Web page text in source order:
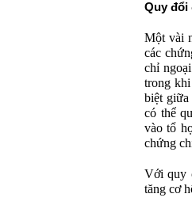
Quy đổi
Một vài
các
chỉ
trong
biệt giữa
có thể
vào tổ
chứng
Với quy
tăng cơ